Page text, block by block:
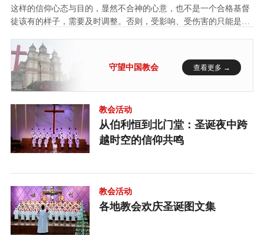
这样的信仰心态与目的，显然不合神的心意，也不是一个合格基督
徒该有的样子，需要及时调整。否则，受影响、受伤害的只能是自
守望中国教会 查看更多 →
教会活动
从伯利恒到北门堂：圣诞夜中跨
越时空的信仰共鸣
教会活动
各地教会欢庆圣诞图文集